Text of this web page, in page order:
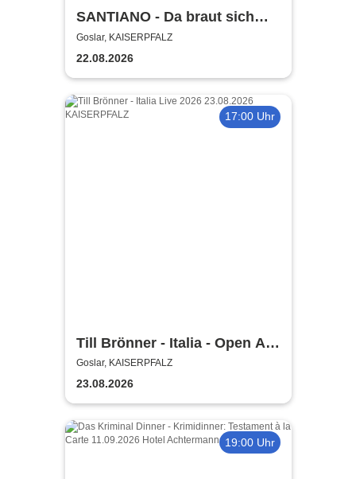
SANTIANO - Da braut sich
was zusammen - Open Air
2026
Goslar, KAISERPFALZ
22.08.2026
17:00 Uhr
Till Brönner - Italia - Open Air
2026
Goslar, KAISERPFALZ
23.08.2026
19:00 Uhr